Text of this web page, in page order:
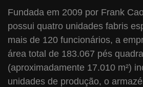
Fundada em 2009 por Frank
possui quatro unidades fabris
mais de 120 funcionários, a
área total de 183.067 pés
(aproximadamente 17.010 m²)
unidades de produção, o